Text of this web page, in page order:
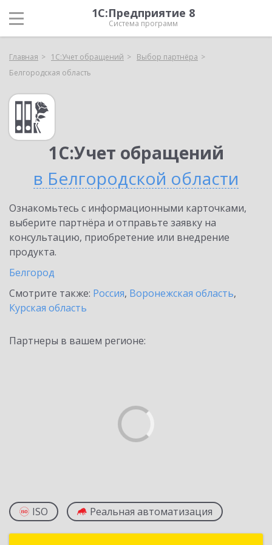
1С:Предприятие 8
Система программ
Главная 1С:Учет обращений
Выбор партнёра
Белгородская область
1С:Учет обращений
в Белгородской области
Ознакомьтесь с информационными карточками,
выберите партнёра и отправьте заявку на
консультацию, приобретение или внедрение
продукта.
Белгород
Смотрите также: Россия, Воронежская область,
Курская область
Партнеры в вашем регионе:
ISO Реальная автоматизация